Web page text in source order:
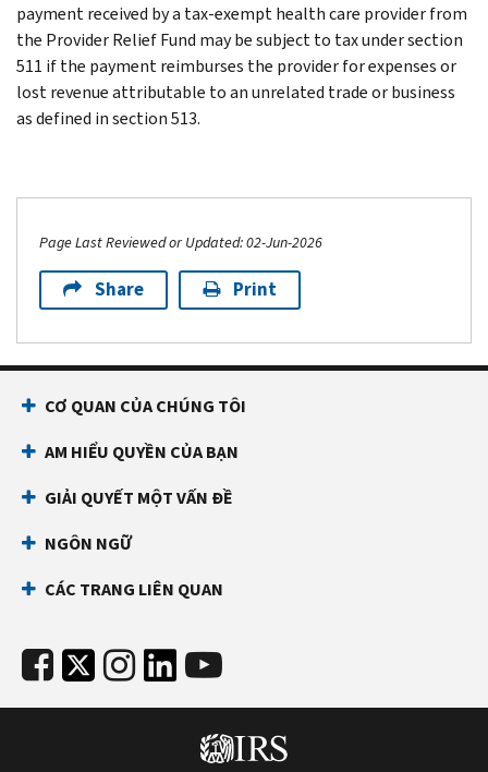
payment received by a tax-exempt health care provider from
the Provider Relief Fund may be subject to tax under section
511 if the payment reimburses the provider for expenses or
lost revenue attributable to an unrelated trade or business
as defined in section 513.
Page Last Reviewed or Updated: 02-Jun-2026
Share Print
CƠ QUAN CỦA CHÚNG TÔI
AM HIỂU QUYỀN CỦA BẠN
GIẢI QUYẾT MỘT VẤN ĐỀ
NGÔN NGỮ
CÁC TRANG LIÊN QUAN